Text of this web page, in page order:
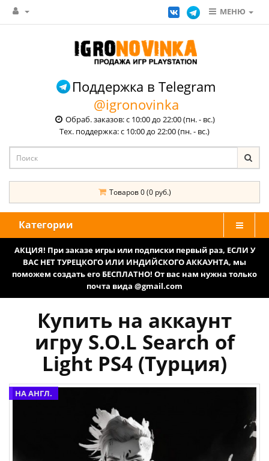
МЕНЮ
Поддержка в Telegram
@igronovinka
Обраб. заказов: с 10:00 до 22:00 (пн. - вс.)
Тех. поддержка: с 10:00 до 22:00 (пн. - вс.)
Товаров 0 (0 руб.)
Категории
АКЦИЯ! При заказе игры или подписки первый раз, ЕСЛИ У
ВАС НЕТ ТУРЕЦКОГО ИЛИ ИНДИЙСКОГО АККАУНТА, мы
поможем создать его БЕСПЛАТНО! От вас нам нужна только
почта вида @gmail.com
Купить на аккаунт
игру S.O.L Search of
Light PS4 (Турция)
НА АНГЛ.